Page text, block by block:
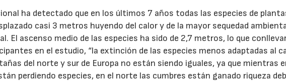
ha detectado que en los últimos 7 años todas las especies de
casi 3 metros huyendo del calor y de la mayor sequedad
El ascenso medio de las especies ha sido de 2,7 metros, lo que
en el estudio, “la extinción de las especies menos adaptadas al
del norte y sur de Europa no están siendo iguales, ya que mientras
perdiendo especies, en el norte las cumbres están ganado riqueza